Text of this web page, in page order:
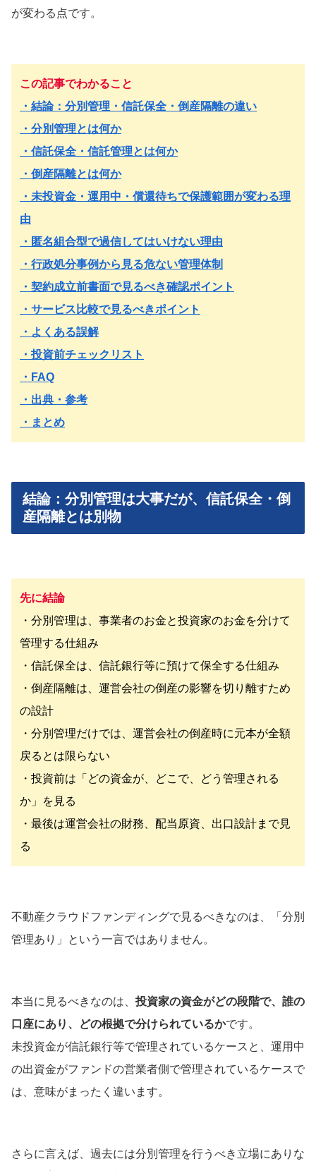
が変わる点です。
この記事でわかること
・結論：分別管理・信託保全・倒産隔離の違い
・分別管理とは何か
・信託保全・信託管理とは何か
・倒産隔離とは何か
・未投資金・運用中・償還待ちで保護範囲が変わる理
由
・匿名組合型で過信してはいけない理由
・行政処分事例から見る危ない管理体制
・契約成立前書面で見るべき確認ポイント
・サービス比較で見るべきポイント
・よくある誤解
・投資前チェックリスト
・FAQ
・出典・参考
・まとめ
結論：分別管理は大事だが、信託保全・倒
産隔離とは別物
先に結論
・分別管理は、事業者のお金と投資家のお金を分けて
管理する仕組み
・信託保全は、信託銀行等に預けて保全する仕組み
・倒産隔離は、運営会社の倒産の影響を切り離すため
の設計
・分別管理だけでは、運営会社の倒産時に元本が全額
戻るとは限らない
・投資前は「どの資金が、どこで、どう管理される
か」を見る
・最後は運営会社の財務、配当原資、出口設計まで見
る
不動産クラウドファンディングで見るべきなのは、「分別
管理あり」という一言ではありません。
本当に見るべきなのは、 投資家の資金がどの段階で、誰の
口座にあり、どの根拠で分けられているかです。
未投資金が信託銀行等で管理されているケースと、運用中
の出資金がファンドの営業者側で管理されているケースで
は、意味がまったく違います。
さらに言えば、過去には分別管理を行うべき立場にありな